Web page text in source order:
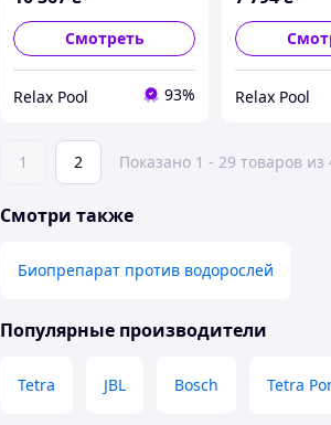
Смотреть
Relax Pool 93% Relax Pool
1 2 Показано 1 - 29 товаров из
Смотри также
Биопрепарат против водорослей
Популярные производители
Tetra JBL Bosch Tetra